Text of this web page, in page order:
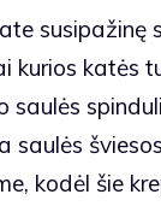
susipažinę
kurios katės
saulės
saulės
kodėl šie